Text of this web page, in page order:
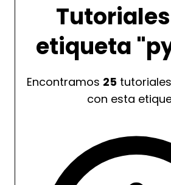
etiqueta
Encontramos 25
con esta